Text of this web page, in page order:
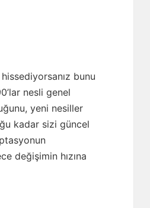
bunu
nesli genel
yeni nesiller
kadar sizi güncel
değişimin hızına